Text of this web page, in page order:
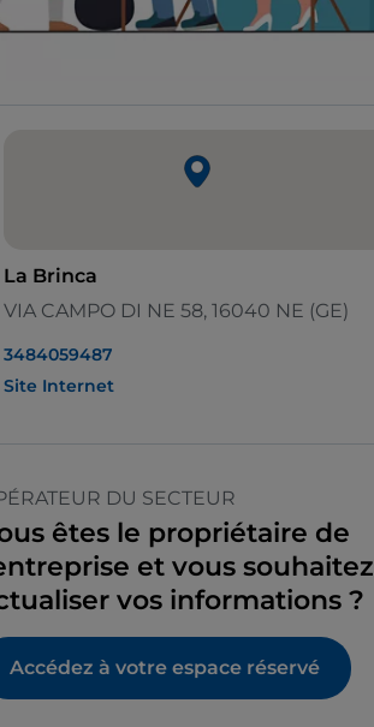
La Brinca
VIA CAMPO DI NE 58, 16040 NE (GE)
3484059487
Site Internet
DU SECTEUR
êtes le propriétaire de
et vous souhaitez
vos informations ?
Accédez à votre espace réservé